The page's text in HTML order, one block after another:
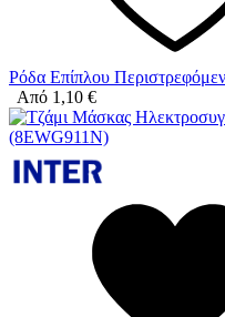
Ρόδα Επίπλου
Από 1,10 €